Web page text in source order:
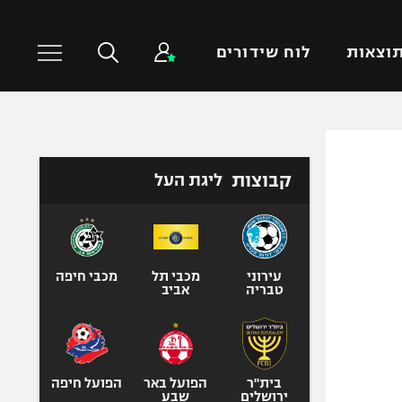
תוצאות לוח שידורים
טניס
כדורעף
ספורט אולימפי
קבוצות ליגת העל
עירוני
טבריה
מכבי תל
אביב
מכבי חיפה
בית"ר
ירושלים
הפועל באר
שבע
הפועל חיפה